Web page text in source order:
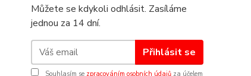
Můžete se kdykoli odhlásit. Zasíláme
jednou za 14 dní.
Přihlásit se
Souhlasím se zpracováním osobních údajů za účelem